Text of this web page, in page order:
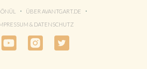
ÜBER AVANTGART.DE
& DATENSCHUTZ